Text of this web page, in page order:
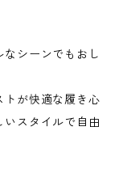
シーンでもおし
トが快適な履き心
スタイルで自由